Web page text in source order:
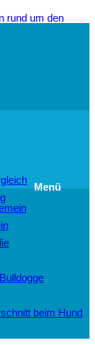
Menü
beim Hund